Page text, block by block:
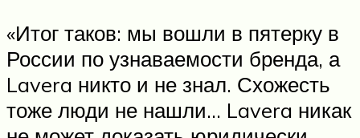
«Итог таков: мы вошли в пятерку в
России по узнаваемости бренда, а
Lavera никто и не знал. Схожесть
тоже люди не нашли… Lavera никак